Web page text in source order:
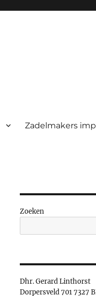
Zadelmakers
Zoeken
Dhr. Gerard Linthorst
Dorpersveld 701 7327